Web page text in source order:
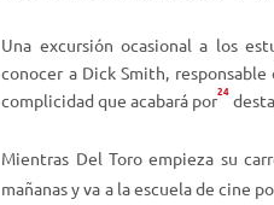
Una excursión ocasional a los
conocer a Dick Smith,
complicidad que acabará por24
Mientras Del Toro empieza su
mañanas y va a la escuela de cine